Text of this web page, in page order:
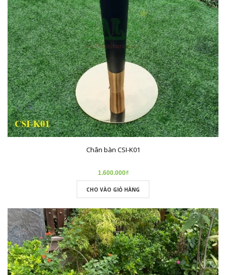
Chân bàn CSI-K01
1.600.000₫
CHO VÀO GIỎ HÀNG